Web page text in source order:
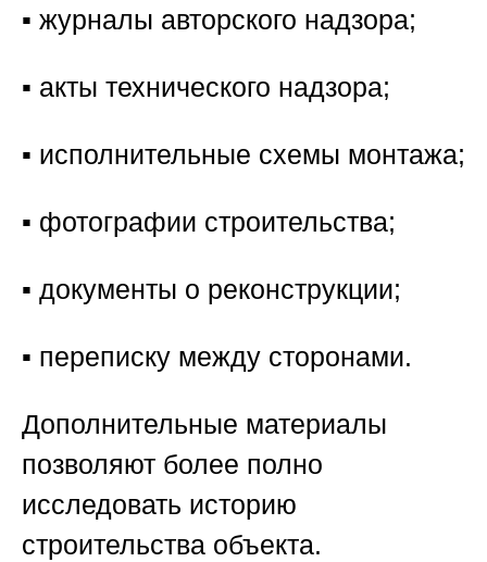
▪️ журналы авторского надзора;
▪️ акты технического надзора;
▪️ исполнительные схемы монтажа;
▪️ фотографии строительства;
▪️ документы о реконструкции;
▪️ переписку между сторонами.
Дополнительные материалы
позволяют более полно
исследовать историю
строительства объекта.